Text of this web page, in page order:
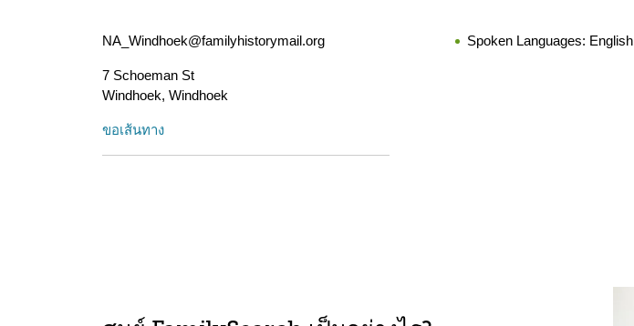
NA_Windhoek@familyhistorymail.org
7 Schoeman St
Windhoek, Windhoek
ขอเส้นทาง
Spoken Languages: English